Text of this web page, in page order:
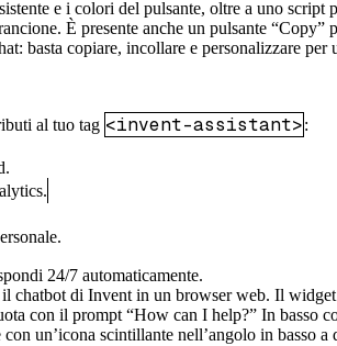
basta copiare, incollare e personalizzare per
al tuo tag <invent-assistant>:
24/7 automaticamente.